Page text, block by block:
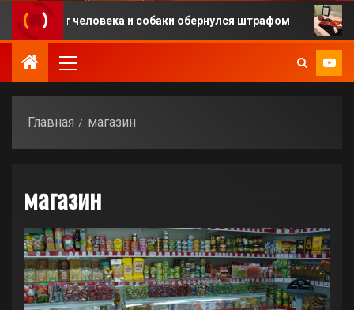
человека и собаки обернулся штрафом В США
Главная магазин
магазин